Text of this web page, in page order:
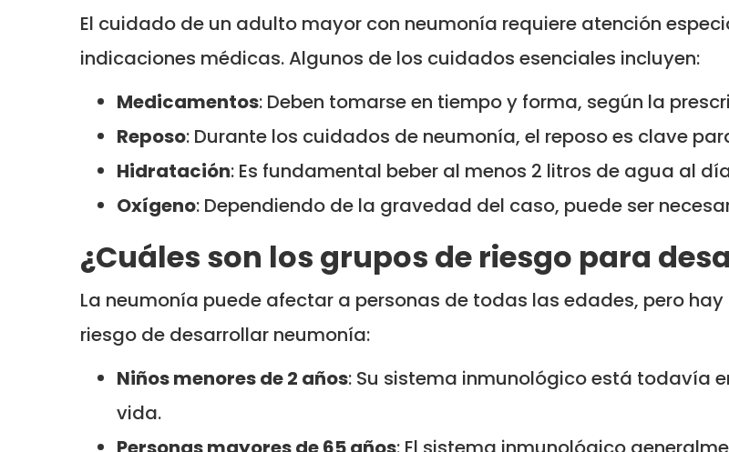
El cuidado de un adulto mayor con neumonía requiere atención
indicaciones médicas. Algunos de los cuidados esenciales incluyen:
Medicamentos: Deben tomarse en tiempo y forma, según la
Reposo: Durante los cuidados de neumonía, el reposo es clave
Hidratación: Es fundamental beber al menos 2 litros de agua al
Oxígeno: Dependiendo de la gravedad del caso, puede ser
¿Cuáles son los grupos de riesgo para
La neumonía puede afectar a personas de todas las edades, pero
riesgo de desarrollar neumonía:
Niños menores de 2 años: Su sistema inmunológico está todavía
vida.